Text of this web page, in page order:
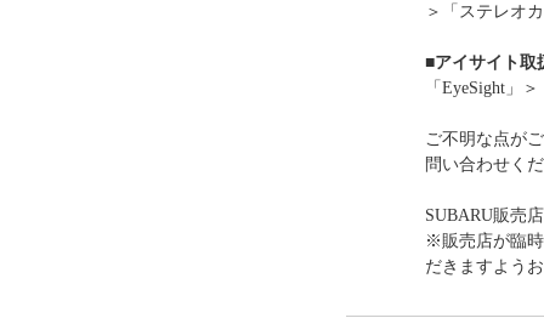
＞「ステレオ
■アイサイト取
「EyeSight」
ご不明な点が
問い合わせく
SUBARU販売
※販売店が臨
だきますよう